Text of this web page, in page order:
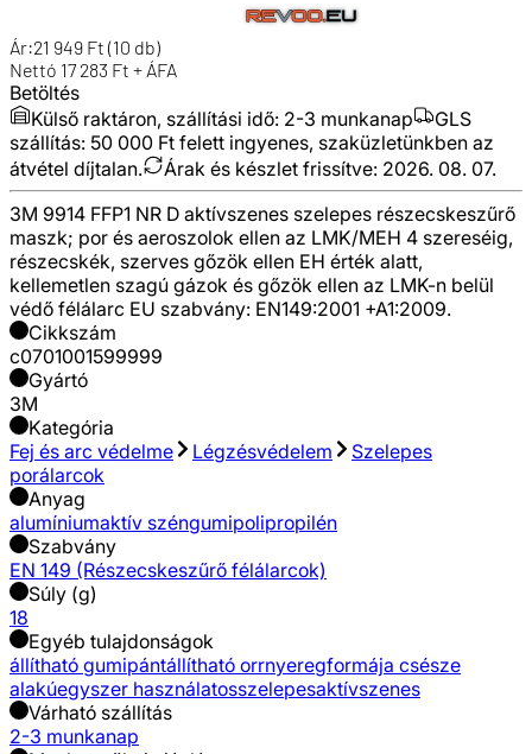
Ár:21 949 Ft (10 db)
Nettó 17 283 Ft + ÁFA
Betöltés
Külső raktáron, szállítási idő: 2-3 munkanap
GLS
szállítás: 50 000 Ft felett ingyenes, szaküzletünkben az
átvétel díjtalan.
Árak és készlet frissítve: 2026. 08. 07.
3M 9914 FFP1 NR D aktívszenes szelepes részecskeszűrő
maszk; por és aeroszolok ellen az LMK/MEH 4 szereséig,
részecskék, szerves gőzök ellen EH érték alatt,
kellemetlen szagú gázok és gőzök ellen az LMK-n belül
védő félálarc EU szabvány: EN149:2001 +A1:2009.
Cikkszám
c0701001599999
Gyártó
3M
Kategória
Fej és arc védelme
Légzésvédelem
Szelepes
porálarcok
Anyag
alumíniumaktív széngumipolipropilén
Szabvány
EN 149 (Részecskeszűrő félálarcok)
Súly (g)
18
Egyéb tulajdonságok
állítható gumipántállítható orrnyeregformája csésze
alakúegyszer használatosszelepesaktívszenes
Várható szállítás
2-3 munkanap